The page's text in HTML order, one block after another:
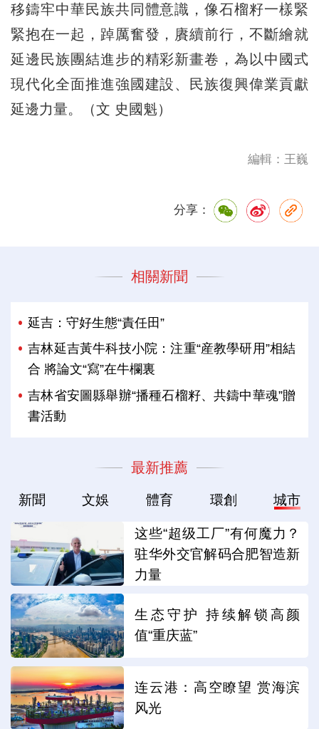
移鑄牢中華民族共同體意識，像石榴籽一樣緊
緊抱在一起，踔厲奮發，賡續前行，不斷繪就
延邊民族團結進步的精彩新畫卷，為以中國式
現代化全面推進強國建設、民族復興偉業貢獻
延邊力量。（文 史國魁）
編輯：王巍
分享：
相關新聞
延吉：守好生態“責任田”
吉林延吉黃牛科技小院：注重“産教學研用”相結
合 將論文“寫”在牛欄裏
吉林省安圖縣舉辦“播種石榴籽、共鑄中華魂”贈
書活動
最新推薦
新聞 文娛 體育 環創 城市
这些“超级工厂”有何魔力？
驻华外交官解码合肥智造新
力量
生态守护 持续解锁高颜
值“重庆蓝”
连云港：高空瞭望 赏海滨
风光